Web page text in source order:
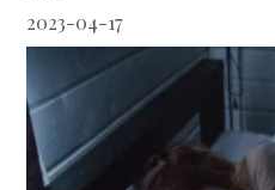
2023-04-17